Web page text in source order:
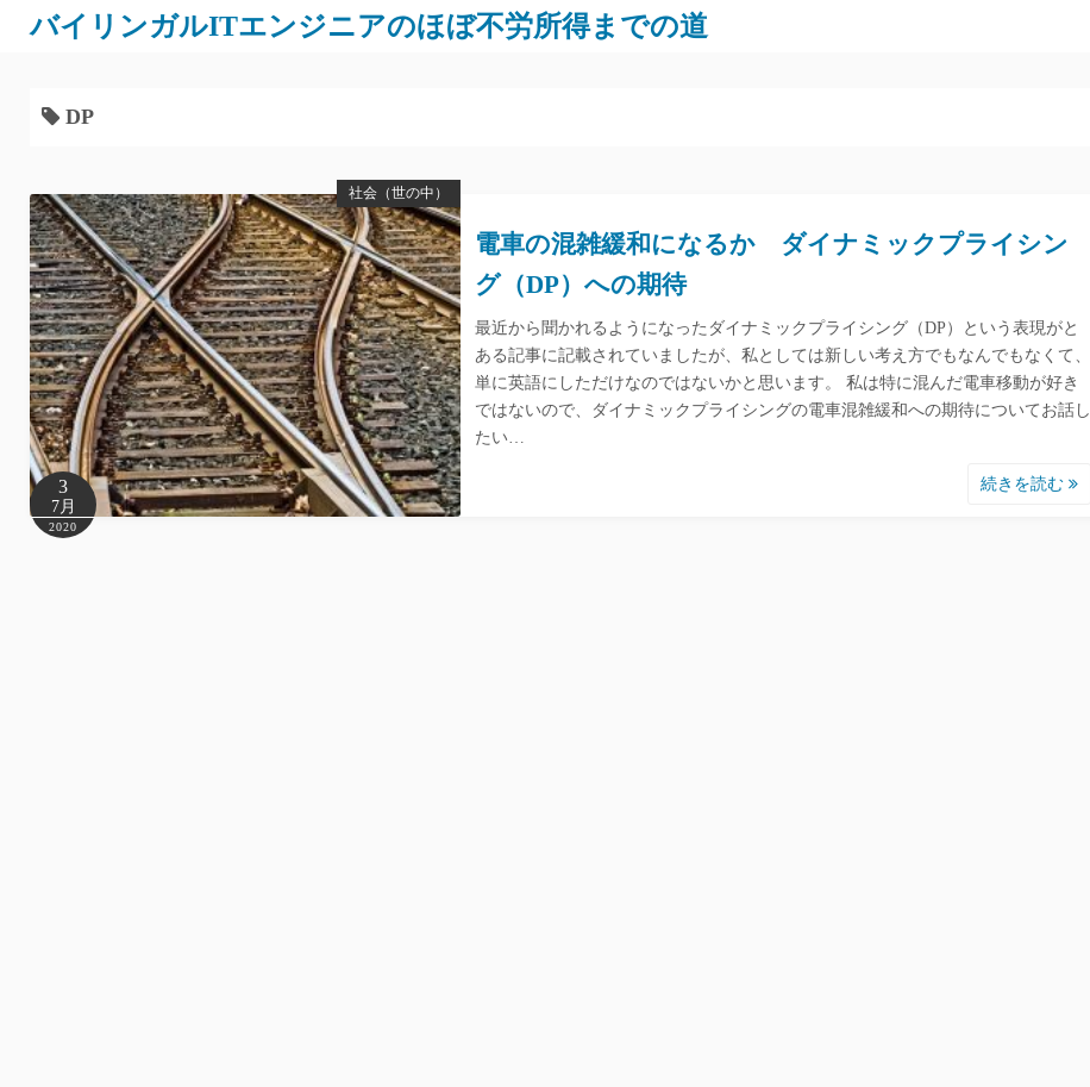
バイリンガルITエンジニアのほぼ不労所得までの道
DP
社会（世の中）
3
7月
2020
電車の混雑緩和になるか ダイナミックプライシン
グ（DP）への期待
最近から聞かれるようになったダイナミックプライシング（DP）という表現がと
ある記事に記載されていましたが、私としては新しい考え方でもなんでもなくて、
単に英語にしただけなのではないかと思います。 私は特に混んだ電車移動が好き
ではないので、ダイナミックプライシングの電車混雑緩和への期待についてお話し
たい…
続きを読む